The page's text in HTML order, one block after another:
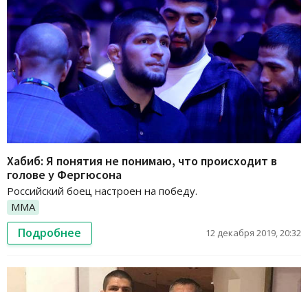
Хабиб: Я понятия не понимаю, что происходит в
голове у Фергюсона
Российский боец настроен на победу.
ММА
Подробнее 12 декабря 2019, 20:32